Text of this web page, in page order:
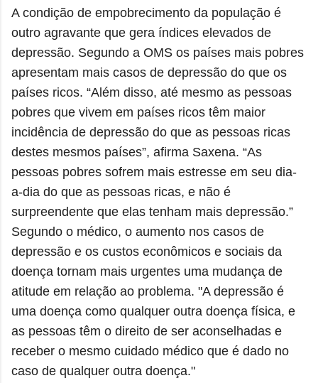
A condição de empobrecimento da população é
outro agravante que gera índices elevados de
depressão. Segundo a OMS os países mais pobres
apresentam mais casos de depressão do que os
países ricos. “Além disso, até mesmo as pessoas
pobres que vivem em países ricos têm maior
incidência de depressão do que as pessoas ricas
destes mesmos países”, afirma Saxena. “As
pessoas pobres sofrem mais estresse em seu dia-
a-dia do que as pessoas ricas, e não é
surpreendente que elas tenham mais depressão.”
Segundo o médico, o aumento nos casos de
depressão e os custos econômicos e sociais da
doença tornam mais urgentes uma mudança de
atitude em relação ao problema. "A depressão é
uma doença como qualquer outra doença física, e
as pessoas têm o direito de ser aconselhadas e
receber o mesmo cuidado médico que é dado no
caso de qualquer outra doença."